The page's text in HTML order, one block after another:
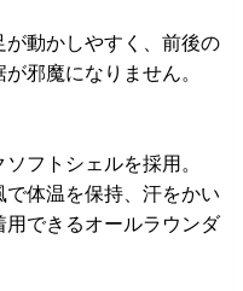
動かしやすく、前後の
邪魔になりません。
フトシェルを採用。
体温を保持、汗をかい
できるオールラウンダ